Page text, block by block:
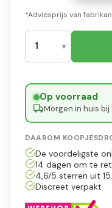
*Adviesprijs van
Op voorraad·
Morgen in huis
DAAROM
De voordeligste
14 dagen om te
4,6/5 sterren uit
Discreet verpakt